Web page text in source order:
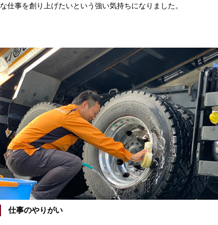
な仕事を創り上げたいという強い気持ちになりました。
仕事のやりがい